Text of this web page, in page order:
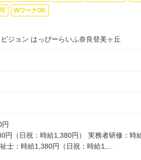
WワークOK
ジョン はっぴーらいふ奈良登美ヶ丘
円（日祝：時給1,380円） 実務者研修：時
士：時給1,380円（日祝：時給1,...